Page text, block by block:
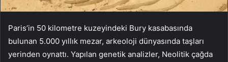
Paris’in 50 kilometre kuzeyindeki Bury kasabasında
bulunan 5.000 yıllık mezar, arkeoloji dünyasında taşları
yerinden oynattı. Yapılan genetik analizler, Neolitik çağda